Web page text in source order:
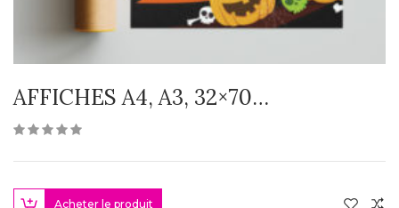
AFFICHES A4, A3, 32×70…
Acheter le produit